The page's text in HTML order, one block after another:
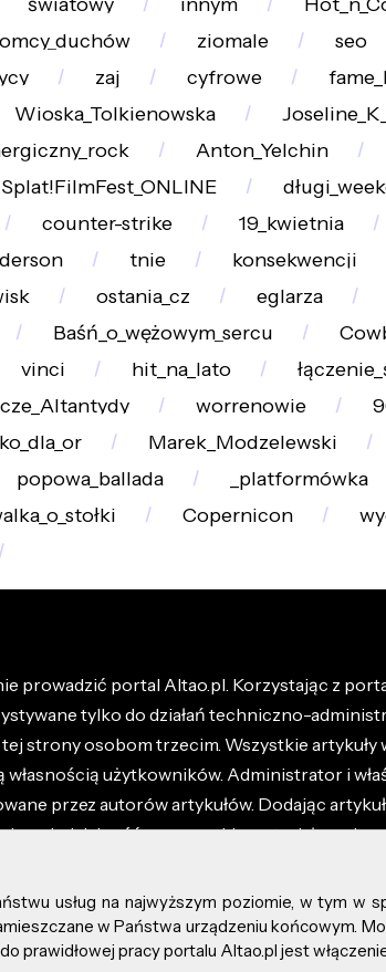
ziomale
seo
zaj cyfrowe
Wioska_Tolkienowska
Anton_Yelchin
Splat!FilmFest_ONLINE
counter-strike 19_kwietnia
tnie konsekwencji
ostania_cz eglarza
Baśń_o_wężowym_sercu
vinci hit_na_lato
worrenowie
Marek_Modzelewski
popowa_ballada
_platformówka
Copernicon
prowadzić portal Altao.pl. Korzystając z
tylko do działań techniczno-
strony osobom trzecim. Wszystkie artykuły
własnością użytkowników. Administrator i
przez autorów artykułów. Dodając
za wszystkie materiały
usług na najwyższym poziomie, w tym w
w Państwa urządzeniu końcowym.
prawidłowej pracy portalu Altao.pl jest